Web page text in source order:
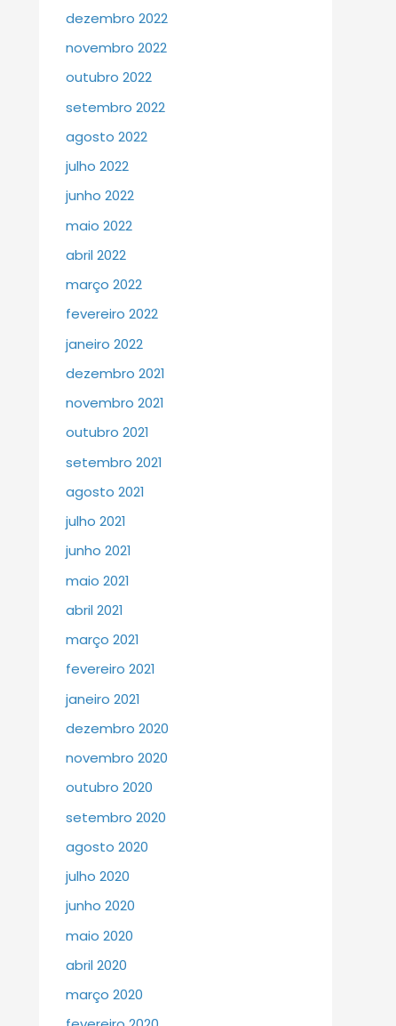
dezembro 2022
novembro 2022
outubro 2022
setembro 2022
agosto 2022
julho 2022
junho 2022
maio 2022
abril 2022
março 2022
fevereiro 2022
janeiro 2022
dezembro 2021
novembro 2021
outubro 2021
setembro 2021
agosto 2021
julho 2021
junho 2021
maio 2021
abril 2021
março 2021
fevereiro 2021
janeiro 2021
dezembro 2020
novembro 2020
outubro 2020
setembro 2020
agosto 2020
julho 2020
junho 2020
maio 2020
abril 2020
março 2020